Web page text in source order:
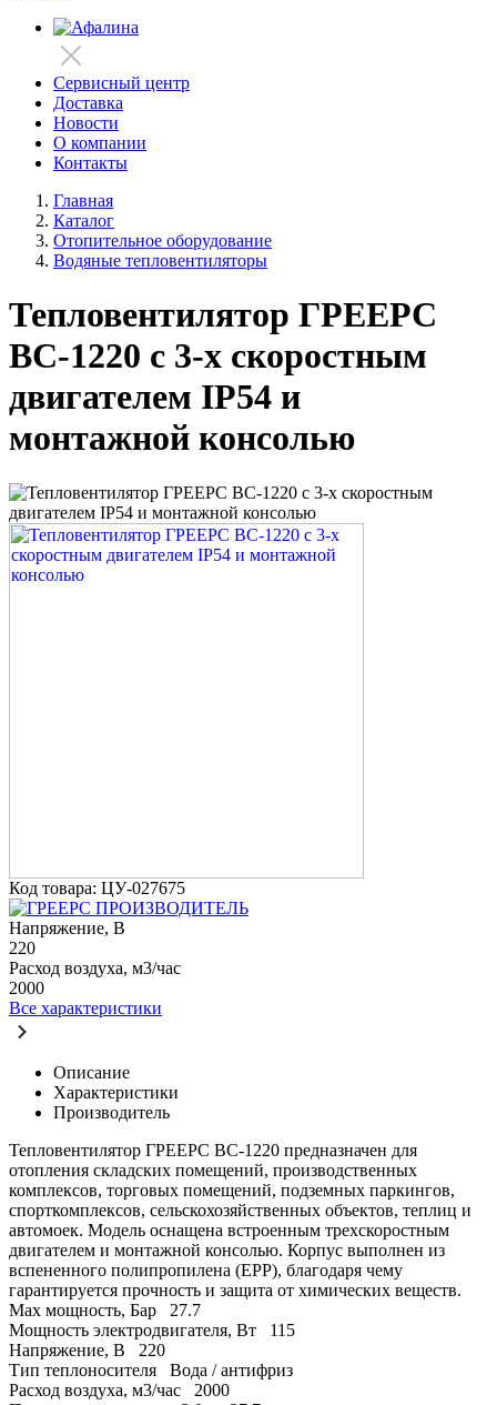
Сервисный центр
Доставка
Новости
О компании
Контакты
Главная
Каталог
Отопительное оборудование
Водяные тепловентиляторы
Тепловентилятор ГРЕЕРС
ВС-1220 с 3-х скоростным
двигателем IP54 и
монтажной консолью
Код товара: ЦУ-027675
ПРОИЗВОДИТЕЛЬ
Напряжение, В
220
Расход воздуха, м3/час
2000
Все характеристики
Описание
Характеристики
Производитель
Тепловентилятор ГРЕЕРС ВС-1220 предназначен для
отопления складских помещений, производственных
комплексов, торговых помещений, подземных паркингов,
спорткомплексов, сельскохозяйственных объектов, теплиц и
автомоек. Модель оснащена встроенным трехскоростным
двигателем и монтажной консолью. Корпус выполнен из
вспененного полипропилена (ЕРР), благодаря чему
гарантируется прочность и защита от химических веществ.
Max мощность, Бар
27.7
Мощность электродвигателя, Вт
115
Напряжение, В
220
Тип теплоносителя
Вода / антифриз
Расход воздуха, м3/час
2000